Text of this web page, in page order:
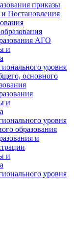
приказы
Постановления
АГО
и
уровня
основного
и
уровня
образования
и
и
уровня